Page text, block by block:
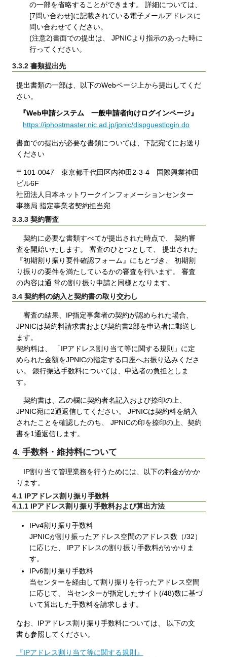
の一部を省略することができます。 詳細については、
[7問い合わせ]に記載されている電子メールアドレスに
問い合わせてください。
(注意2)書面での提出は、 JPNICより指示のあった時に
行ってください。
3.3.2 書類提出先
提出書類の一部は、以下のWebページ上から提出してくだ
さい。
『Web申請システム 一般申請者向けログインページ』
https://iphostmaster.nic.ad.jp/jpnic/dispguestlogin.do
書面での提出が必要な書類については、下記宛てにお送り
ください
〒101-0047 東京都千代田区内神田2-3-4 国際興業神田
ビル6F
社団法人日本ネットワークインフォメーションセンター
事務局 指定事業者契約担当宛
3.3.3 契約審査
契約に必要な書類すべてが提出された時点で、 契約審
査を開始いたします。 審査のひとつとして、 提出された
『初期割り振り要件確認フォーム』にもとづき、 初期割
り振りの要件を満たしているかの審査を行います。 審査
の内容は通 常の割り振り申請と同様となります。
3.4 契約料の納入と契約書の取り交わし
審査の結果、IP指定事業者の契約が認められた場合、
JPNICは契約料請求書および契約書2部を申込者に郵送し
ます。
契約料は、 「IPアドレス割り当て等に関する規則」に定
められた金額をJPNICの指定する口座へお振り込みくださ
い。 銀行振込手数料については、申込者の負担としま
す。
契約書は、乙の欄に契約者名記入および捺印の上、
JPNIC宛に2通返信してください。 JPNICは契約料を納入
されたことを確認したのち、 JPNICの印を捺印の上、契約
書を1通返信します。
4. 手数料・維持料について
IP割り当て管理業務を行うためには、以下の料金がかか
ります。
4.1 IPアドレス割り振り手数料
4.1.1 IPアドレス割り振り手数料および算出方法
IPv4割り振り手数料
JPNICが割り振ったアドレス空間のアドレス数（/32）
に応じた、 IPアドレスの割り振り手数料がかかりま
す。
IPv6割り振り手数料
当センターを経由して割り振りを行ったアドレス空間
に応じて、 当センターが指定したサイト(/48)数に基づ
いて算出した手数料を請求します。
なお、IPアドレス割り振り手数料については、 以下の文
書も参照してください。
『IPアドレス割り当て等に関する規則』